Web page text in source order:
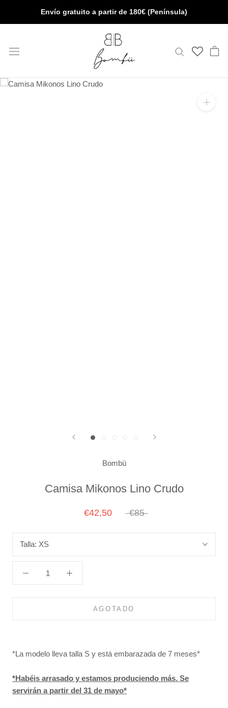
Envío gratuito a partir de 180€ (Península)
Bombü
Camisa Mikonos Lino Crudo
€42,50 €85
Talla: XS
AGOTADO
*La modelo lleva talla S y está embarazada de 7 meses*
*Habéis arrasado y estamos produciendo más. Se
servirán a partir del 31 de mayo*